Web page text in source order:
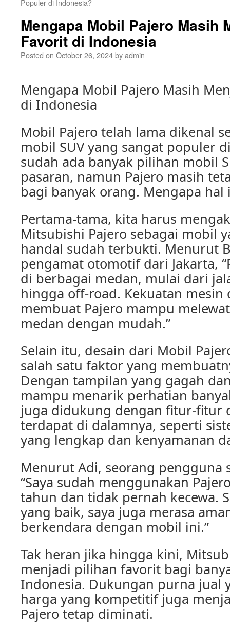
Populer di Indonesia?
Mengapa Mobil Pajero Masih
Favorit di Indonesia
Posted on October 26, 2024byadmin
Mengapa Mobil Pajero Masih
di Indonesia
Mobil Pajero telah lama dikenal
mobil SUV yang sangat populer
sudah ada banyak pilihan mobil
pasaran, namun Pajero masih
bagi banyak orang. Mengapa hal
Pertama-tama, kita harus
Mitsubishi Pajero sebagai mobil
handal sudah terbukti. Menurut
pengamat otomotif dari Jakarta,
di berbagai medan, mulai dari
hingga off-road. Kekuatan mesin
membuat Pajero mampu
medan dengan mudah.”
Selain itu, desain dari Mobil
salah satu faktor yang
Dengan tampilan yang gagah
mampu menarik perhatian
juga didukung dengan fitur-fitur
terdapat di dalamnya, seperti
yang lengkap dan kenyamanan
Menurut Adi, seorang pengguna
“Saya sudah menggunakan
tahun dan tidak pernah kecewa.
yang baik, saya juga merasa
berkendara dengan mobil ini.”
Tak heran jika hingga kini,
menjadi pilihan favorit bagi
Indonesia. Dukungan purna jual
harga yang kompetitif juga
Pajero tetap diminati.